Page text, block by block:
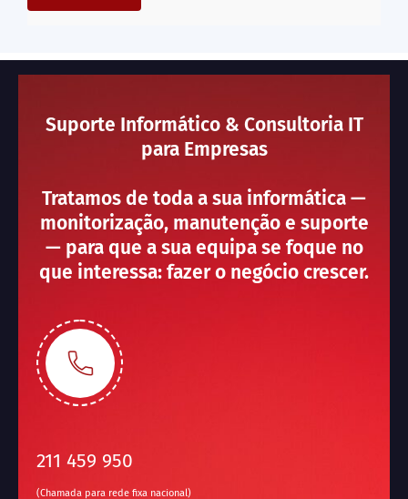
Suporte Informático & Consultoria IT
para Empresas
Tratamos de toda a sua informática —
monitorização, manutenção e suporte
— para que a sua equipa se foque no
que interessa: fazer o negócio crescer.
211 459 950
(Chamada para rede fixa nacional)